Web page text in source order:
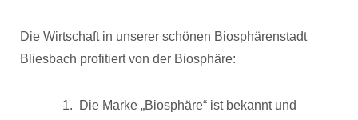
Die Wirtschaft in unserer schönen Biosphärenstadt
Bliesbach profitiert von der Biosphäre:
Die Marke „Biosphäre“ ist bekannt und